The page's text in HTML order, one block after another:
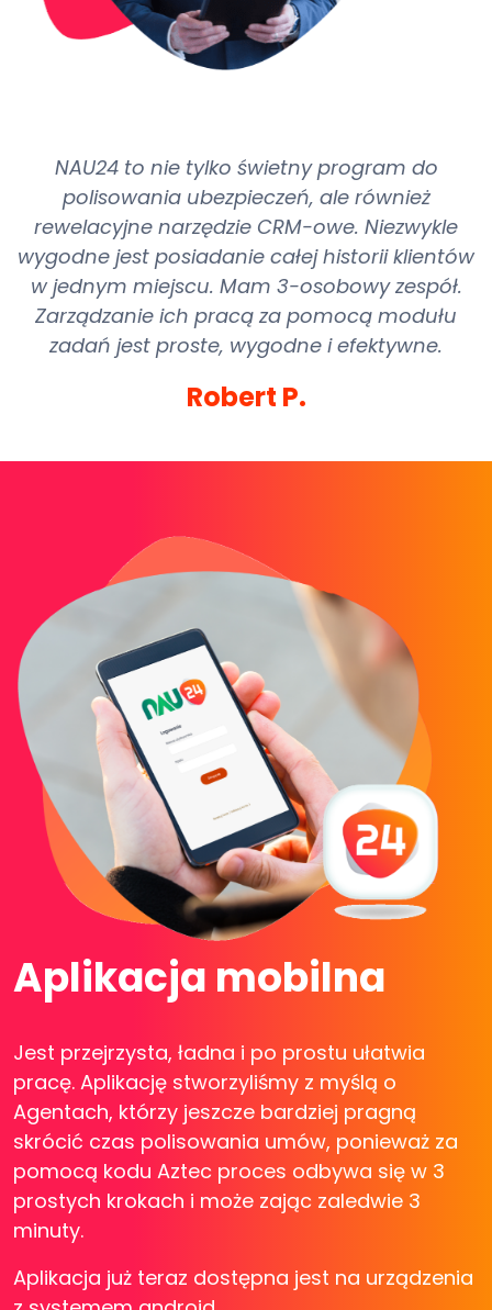
NAU24 to nie tylko świetny program do
polisowania ubezpieczeń, ale również
rewelacyjne narzędzie CRM-owe. Niezwykle
wygodne jest posiadanie całej historii klientów
w jednym miejscu. Mam 3-osobowy zespół.
Zarządzanie ich pracą za pomocą modułu
zadań jest proste, wygodne i efektywne.
Robert P.
Aplikacja mobilna
Jest przejrzysta, ładna i po prostu ułatwia
pracę. Aplikację stworzyliśmy z myślą o
Agentach, którzy jeszcze bardziej pragną
skrócić czas polisowania umów, ponieważ za
pomocą kodu Aztec proces odbywa się w 3
prostych krokach i może zając zaledwie 3
minuty.
Aplikacja już teraz dostępna jest na urządzenia